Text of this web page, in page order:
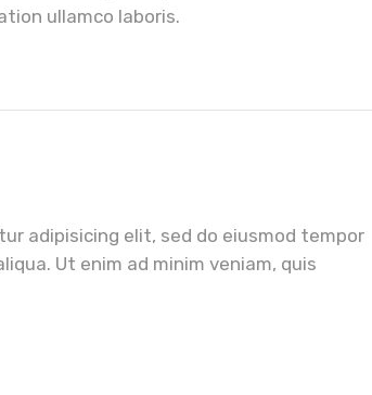
ullamco laboris.
adipisicing elit, sed do eiusmod tempor
Ut enim ad minim veniam, quis